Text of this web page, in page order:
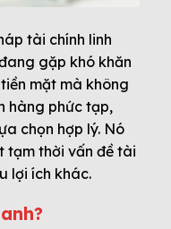
tài chính linh
gặp khó khăn
mặt mà không
hàng phức tạp,
chọn hợp lý. Nó
tạm thời vấn đề tài
lợi ích khác.